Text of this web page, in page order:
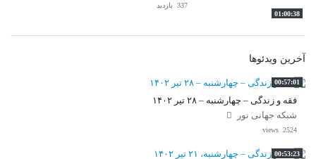
01:00:38
337 بازدید
آخرین ویدئوها
00:57:01
فقه و زندگی – چهارشنبه – ۲۸ تیر ۱۴۰۲
شبکه جهانی نور
2524 views
00:53:23